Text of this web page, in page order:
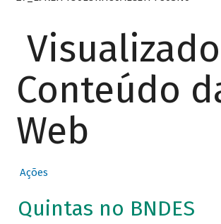
Conteúdo
Web
Ações
Quintas no BNDES